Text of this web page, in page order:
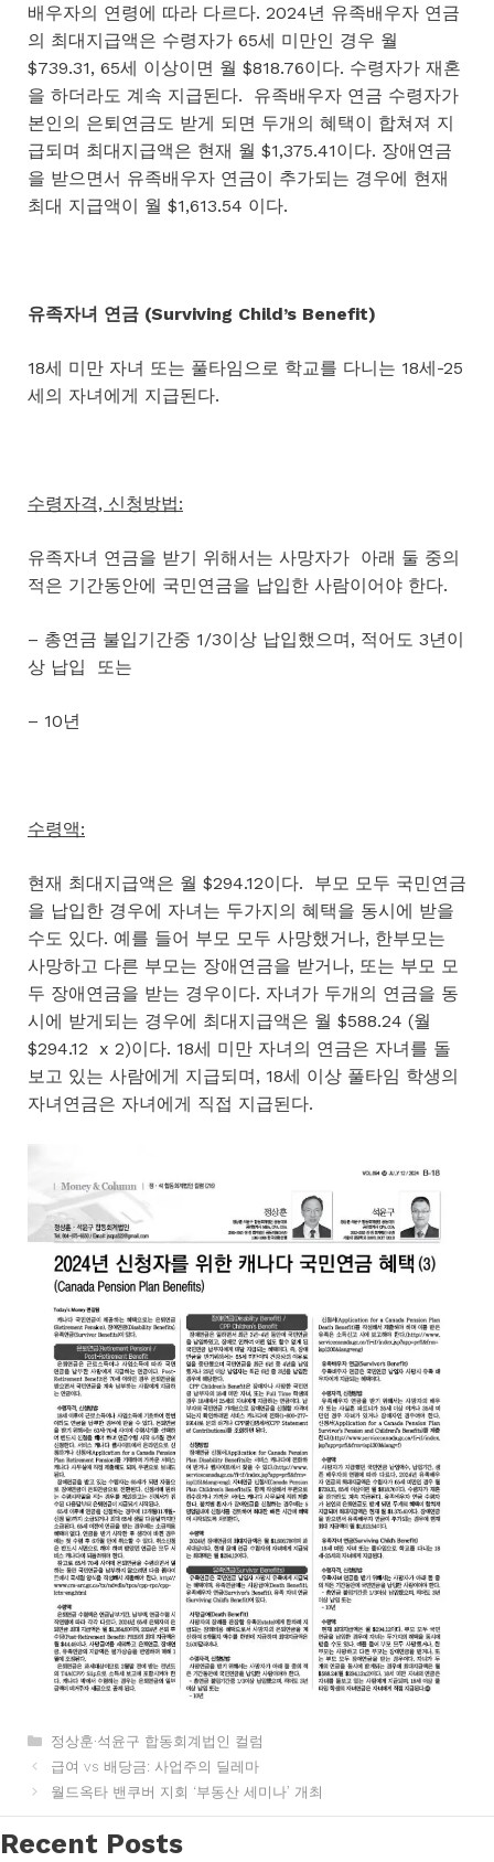
배우자의 연령에 따라 다르다. 2024년 유족배우자 연금
의 최대지급액은 수령자가 65세 미만인 경우 월
$739.31, 65세 이상이면 월 $818.76이다. 수령자가 재혼
을 하더라도 계속 지급된다. 유족배우자 연금 수령자가
본인의 은퇴연금도 받게 되면 두개의 혜택이 합쳐져 지
급되며 최대지급액은 현재 월 $1,375.41이다. 장애연금
을 받으면서 유족배우자 연금이 추가되는 경우에 현재
최대 지급액이 월 $1,613.54 이다.
유족자녀 연금 (Surviving Child’s Benefit)
18세 미만 자녀 또는 풀타임으로 학교를 다니는 18세-25
세의 자녀에게 지급된다.
수령자격, 신청방법:
유족자녀 연금을 받기 위해서는 사망자가 아래 둘 중의
적은 기간동안에 국민연금을 납입한 사람이어야 한다.
– 총연금 불입기간중 1/3이상 납입했으며, 적어도 3년이
상 납입 또는
– 10년
수령액:
현재 최대지급액은 월 $294.12이다. 부모 모두 국민연금
을 납입한 경우에 자녀는 두가지의 혜택을 동시에 받을
수도 있다. 예를 들어 부모 모두 사망했거나, 한부모는
사망하고 다른 부모는 장애연금을 받거나, 또는 부모 모
두 장애연금을 받는 경우이다. 자녀가 두개의 연금을 동
시에 받게되는 경우에 최대지급액은 월 $588.24 (월
$294.12 x 2)이다. 18세 미만 자녀의 연금은 자녀를 돌
보고 있는 사람에게 지급되며, 18세 이상 풀타임 학생의
자녀연금은 자녀에게 직접 지급된다.
카
테
고
리
정상훈·석윤구 합동회계법인 컬럼
급여 vs 배당금: 사업주의 딜레마
월드옥타 밴쿠버 지회 ‘부동산 세미나’ 개최
Recent Posts